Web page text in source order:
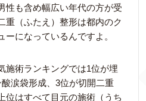
性も含め幅広い年代の方が受
重（ふたえ）整形は都内のク
ーになっているんですよ。
施術ランキングでは1位が埋
涙袋形成、3位が切開二重
位はすべて目元の施術（うち